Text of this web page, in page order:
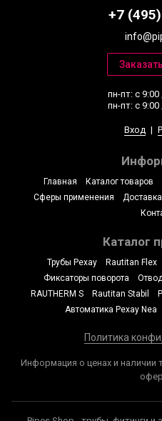
+7
пн-пт: с
пн-пт: с
Вход |
Главная Каталог товаров
Сферы применения
Доставка
Каталог
Трубы Рехау Rautitan Flex
Фиксаторы поворота
RAUTHERM S
Rautitan Stabil
Автоматика Рехау Nea
Политика
Информация о ценах и наличии